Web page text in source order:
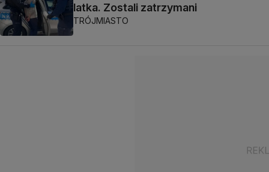
latka. Zostali zatrzymani
TRÓJMIASTO